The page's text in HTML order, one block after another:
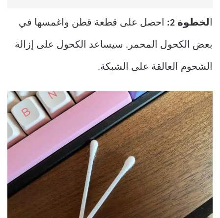
الخطوة 2: احصل على قطعة قطن واغمسها في
بعض الكحول المحمر. سيساعد الكحول على إزالة
الشحوم العالقة على الشبكة.